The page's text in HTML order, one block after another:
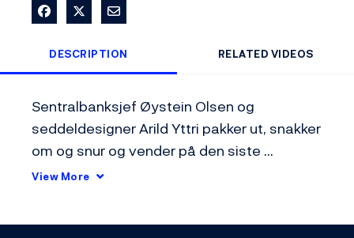
Share on Facebook
Share on XShare via Email
DESCRIPTION RELATED VIDEOS
Sentralbanksjef Øystein Olsen og
seddeldesigner Arild Yttri pakker ut, snakker
om og snur og vender på den siste
seddelen i Norges Banks nye seddelserie:
View More